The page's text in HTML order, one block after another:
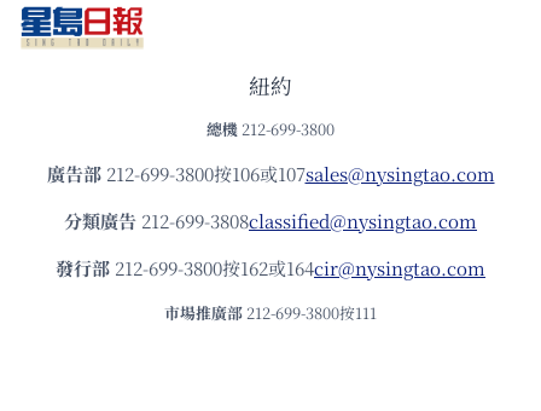
紐約
總機 212-699-3800
廣告部212-699-3800按106或107sales@nysingtao.com
分類廣告 212-699-3808classified@nysingtao.com
發⾏部 212-699-3800按162或164cir@nysingtao.com
市場推廣部 212-699-3800按111